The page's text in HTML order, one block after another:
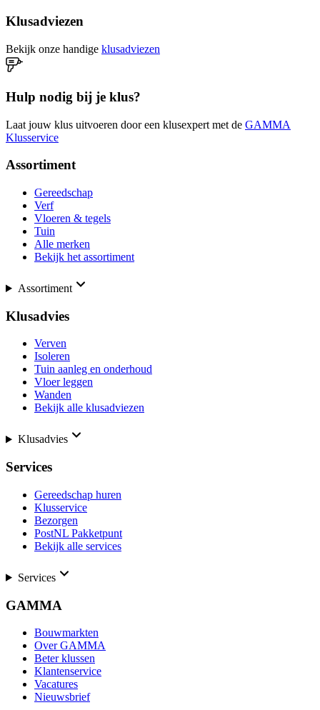
Klusadviezen
Bekijk onze handige klusadviezen
Hulp nodig bij je klus?
Laat jouw klus uitvoeren door een klusexpert met de GAMMA
Klusservice
Assortiment
Gereedschap
Verf
Vloeren & tegels
Tuin
Alle merken
Bekijk het assortiment
Assortiment
Klusadvies
Verven
Isoleren
Tuin aanleg en onderhoud
Vloer leggen
Wanden
Bekijk alle klusadviezen
Klusadvies
Services
Gereedschap huren
Klusservice
Bezorgen
PostNL Pakketpunt
Bekijk alle services
Services
GAMMA
Bouwmarkten
Over GAMMA
Beter klussen
Klantenservice
Vacatures
Nieuwsbrief